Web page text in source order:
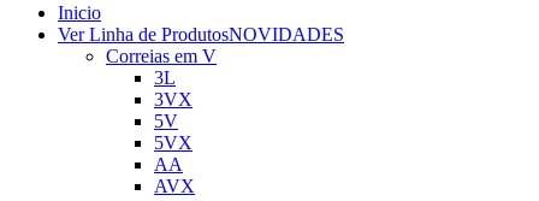
Inicio
Ver Linha de ProdutosNOVIDADES
Correias em V
3L
3VX
5V
5VX
AA
AVX